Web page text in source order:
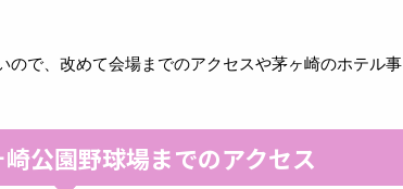
ので、改めて会場までのアクセスや茅ヶ崎のホテル事
公園野球場までのアクセス